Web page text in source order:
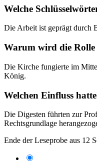
Welche
Die Arbeit ist geprägt durch
Warum wird die Rolle
Die Kirche fungierte im
König.
Welchen Einfluss
Die Digesten führten zur
Rechtsgrundlage
Ende der Leseprobe aus 12